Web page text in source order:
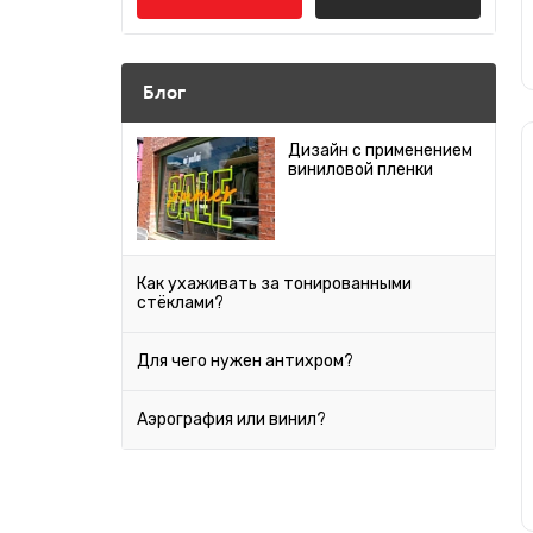
Серебро
Бордовый
Мокко
Песочный
Слоновая кость
BMW
Cadillac
Chery
Chrysler
Citroen
Daewoo
Datsun
Блог
Дизайн с применением
виниловой пленки
Как ухаживать за тонированными
стёклами?
Для чего нужен антихром?
Аэрография или винил?